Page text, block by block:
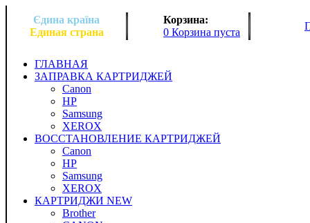
Єдина країна
Единая страна
Корзина:
0 Корзина пуста
ГЛАВНАЯ
ЗАПРАВКА КАРТРИДЖЕЙ
Canon
HP
Samsung
XEROX
ВОССТАНОВЛЕНИЕ КАРТРИДЖЕЙ
Canon
HP
Samsung
XEROX
КАРТРИДЖИ NEW
Brother